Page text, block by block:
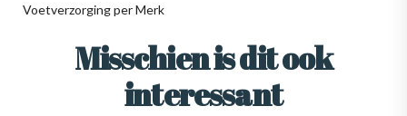
Voetverzorging per Merk
Misschien is dit ook
interessant